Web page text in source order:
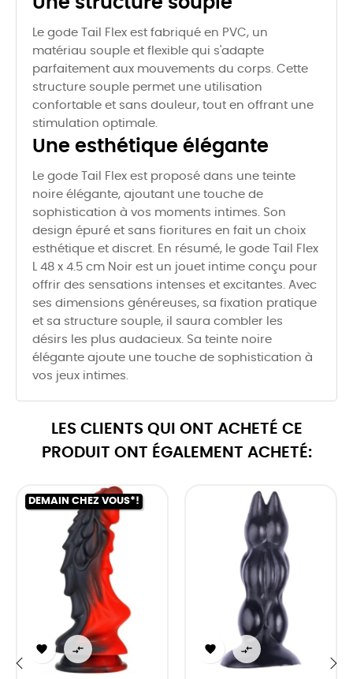
Le gode Tail Flex est fabriqué en PVC, un
matériau souple et flexible qui s'adapte
parfaitement aux mouvements du corps. Cette
structure souple permet une utilisation
confortable et sans douleur, tout en offrant une
stimulation optimale.
Une esthétique élégante
Le gode Tail Flex est proposé dans une teinte
noire élégante, ajoutant une touche de
sophistication à vos moments intimes. Son
design épuré et sans fioritures en fait un choix
esthétique et discret. En résumé, le gode Tail Flex
L 48 x 4.5 cm Noir est un jouet intime conçu pour
offrir des sensations intenses et excitantes. Avec
ses dimensions généreuses, sa fixation pratique
et sa structure souple, il saura combler les
désirs les plus audacieux. Sa teinte noire
élégante ajoute une touche de sophistication à
vos jeux intimes.
LES CLIENTS QUI ONT ACHETÉ CE
PRODUIT ONT ÉGALEMENT ACHETÉ:
DEMAIN CHEZ VOUS*!
   